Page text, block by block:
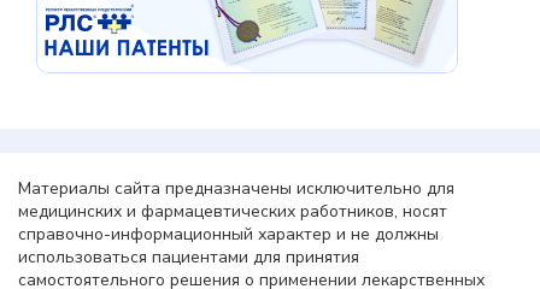
Материалы сайта предназначены исключительно для
медицинских и фармацевтических работников, носят
справочно-информационный характер и не должны
использоваться пациентами для принятия
самостоятельного решения о применении лекарственных